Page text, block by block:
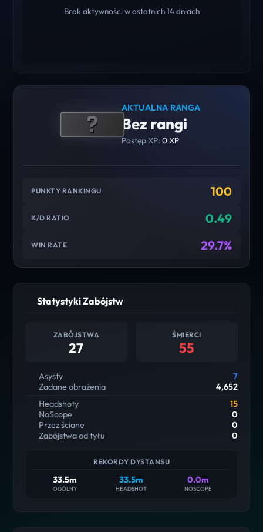
Brak aktywności w ostatnich 14 dniach
AKTUALNA RANGA
Bez rangi
Postęp XP: 0 XP
PUNKTY RANKINGU 100
K/D RATIO 0.49
WIN RATE 29.7%
Statystyki Zabójstw
ZABÓJSTWA
27
ŚMIERCI
55
Asysty
7
Zadane obrażenia
4,652
Headshoty
15
NoScope
0
Przez ściane
0
Zabójstwa od tyłu
0
REKORDY DYSTANSU
33.5m
OGÓLNY
33.5m
HEADSHOT
0.0m
NOSCOPE